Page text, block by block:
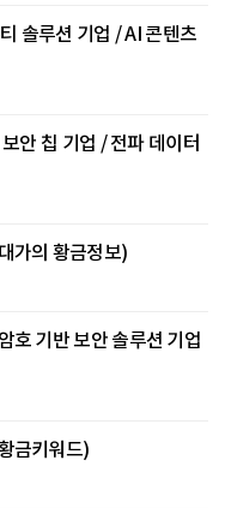
솔루션 기업 / AI 콘텐츠
안 칩 기업 / 전파 데이터
가의 황금정보)
호 기반 보안 솔루션 기업
금키워드)